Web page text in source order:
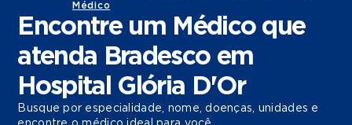
Médico
Encontre um Médico que
atenda Bradesco em
Hospital Glória D'Or
Busque por especialidade, nome, doenças, unidades e